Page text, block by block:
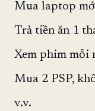
Mua laptop
Trả tiền ăn 1
Xem phim mỗi
Mua 2 PSP,
v.v.